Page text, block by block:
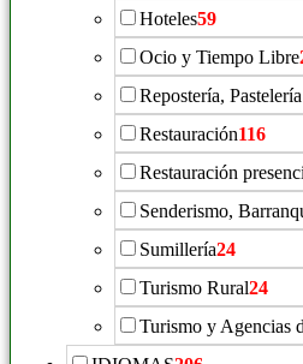
Hoteles59
Ocio y Tiempo Libre
Repostería,
Restauración116
Restauración
Senderismo,
Sumillería24
Turismo Rural24
Turismo y Agencias